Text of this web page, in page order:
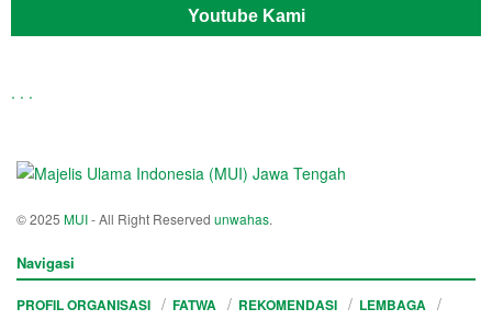
Youtube Kami
. . .
© 2025 MUI- All Right Reserved unwahas.
Navigasi
PROFIL ORGANISASI FATWA REKOMENDASI
LEMBAGA